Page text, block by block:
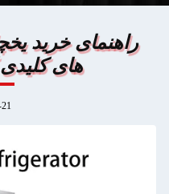
راهنمای خرید
های کلیدی